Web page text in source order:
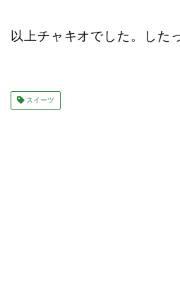
以上チャキオでした。した
スイーツ